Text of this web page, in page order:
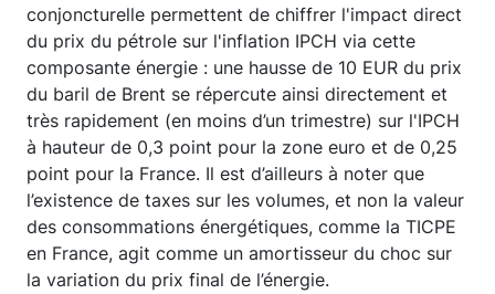
conjoncturelle permettent de chiffrer l'impact direct
du prix du pétrole sur l'inflation IPCH via cette
composante énergie : une hausse de 10 EUR du prix
du baril de Brent se répercute ainsi directement et
très rapidement (en moins d’un trimestre) sur l'IPCH
à hauteur de 0,3 point pour la zone euro et de 0,25
point pour la France. Il est d’ailleurs à noter que
l’existence de taxes sur les volumes, et non la valeur
des consommations énergétiques, comme la TICPE
en France, agit comme un amortisseur du choc sur
la variation du prix final de l’énergie.